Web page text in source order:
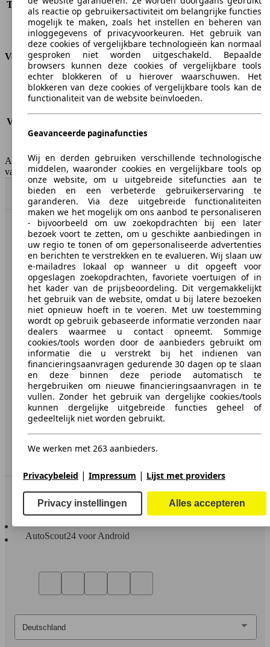
Trekgewicht (ongeremd) -
Trekgewicht (geremd)
1300 kg
Kofferbak capaciteit
-
Verbruik
CO2-uitstoot*
129 g/km (komb.)
Verbruik (stad)
6.3 l/100km
Verbruik (gemiddeld)*
Emissieklasse
Euro 3
AutoScout24 Belgium NV is niet aansprakelijk voor de juistheid
van de gegevens.
Naar boven
AutoScout24: de grootste online automarkt in Europa.
AutoScout24
Over AutoScout24
Pers
Disclaimer
Wettelijke rechten
Privacy
Media
Toegankelijkheidsverklaring
In contact te blijven
AutoScout24 voor Android
als reactie op gebruikersactiviteit om belangrijke functies
mogelijk te maken, zoals het instellen en beheren van
inloggegevens of privacyvoorkeuren. Het gebruik van
deze cookies of vergelijkbare technologieën kan normaal
gesproken niet worden uitgeschakeld. Bepaalde
browsers kunnen deze cookies of vergelijkbare tools
echter blokkeren of u hierover waarschuwen. Het
blokkeren van deze cookies of vergelijkbare tools kan de
functionaliteit van de website beïnvloeden.
Geavanceerde paginafuncties
Wij en derden gebruiken verschillende technologische
middelen, waaronder cookies en vergelijkbare tools op
onze website, om u uitgebreide sitefuncties aan te
bieden en een verbeterde gebruikerservaring te
garanderen. Via deze uitgebreide functionaliteiten
maken we het mogelijk om ons aanbod te personaliseren
- bijvoorbeeld om uw zoekopdrachten bij een later
bezoek voort te zetten, om u geschikte aanbiedingen in
uw regio te tonen of om gepersonaliseerde advertenties
en berichten te verstrekken en te evalueren. Wij slaan uw
e-mailadres lokaal op wanneer u dit opgeeft voor
opgeslagen zoekopdrachten, favoriete voertuigen of in
het kader van de prijsbeoordeling. Dit vergemakkelijkt
het gebruik van de website, omdat u bij latere bezoeken
niet opnieuw hoeft in te voeren. Met uw toestemming
wordt op gebruik gebaseerde informatie verzonden naar
dealers waarmee u contact opneemt. Sommige
cookies/tools worden door de aanbieders gebruikt om
informatie die u verstrekt bij het indienen van
financieringsaanvragen gedurende 30 dagen op te slaan
en deze binnen deze periode automatisch te
hergebruiken om nieuwe financieringsaanvragen in te
vullen. Zonder het gebruik van dergelijke cookies/tools
kunnen dergelijke uitgebreide functies geheel of
gedeeltelijk niet worden gebruikt.
We werken met 263 aanbieders.
Privacybeleid | Impressum | Lijst met providers
Privacy instellingen Alles accepteren